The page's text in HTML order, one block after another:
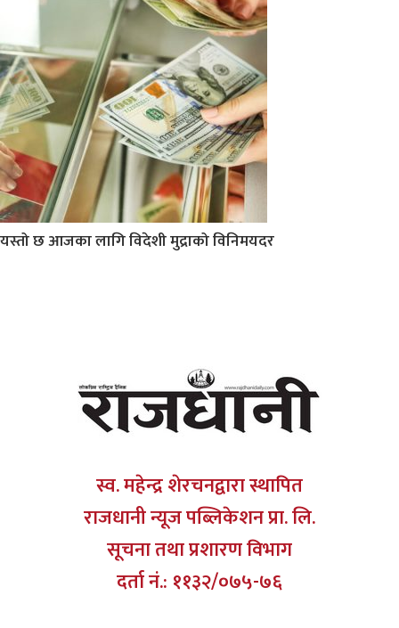
यस्तो छ आजका लागि विदेशी मुद्राको विनिमयदर
स्व. महेन्द्र शेरचनद्वारा स्थापित
राजधानी न्यूज पब्लिकेशन प्रा. लि.
सूचना तथा प्रशारण विभाग
दर्ता नं.: ११३२/०७५-७६